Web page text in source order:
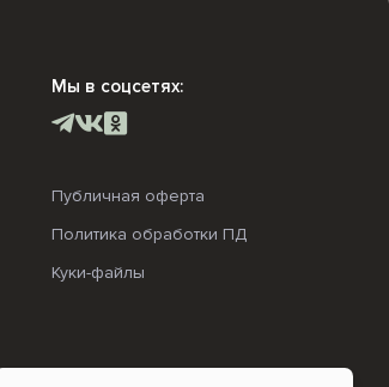
Мы в соцсетях:
Публичная оферта
Политика обработки ПД
Куки-файлы